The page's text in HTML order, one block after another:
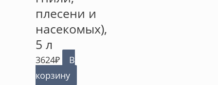
плесени и
насекомых),
5 л
3624₽
В
корзину